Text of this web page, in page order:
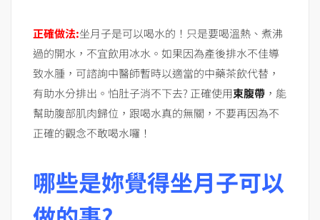
正確做法:坐月子是可以喝水的！只是要喝溫熱、煮沸
過的開水，不宜飲用冰水。如果因為產後排水不佳導
致水腫，可諮詢中醫師暫時以適當的中藥茶飲代替，
有助水分排出。怕肚子消不下去? 正確使用束腹帶 ，能
幫助腹部肌肉歸位，跟喝水真的無關，不要再因為不
正確的觀念不敢喝水囉！
哪些是妳覺得坐月子可以